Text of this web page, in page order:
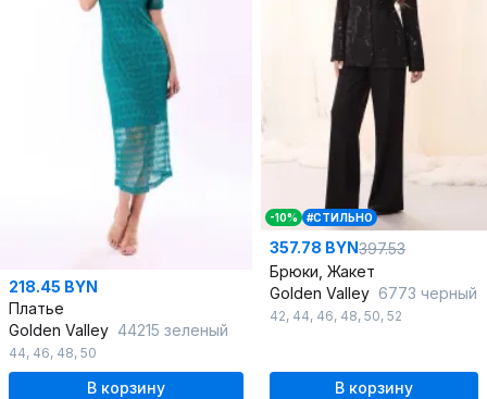
218.45 BYN
Платье
Golden Valley 44215 зеленый
44, 46, 48, 50
В корзину
-10% #СТИЛЬНО
357.78 BYN397.53
Брюки, Жакет
Golden Valley 6773 черный
42, 44, 46, 48, 50, 52
В корзину